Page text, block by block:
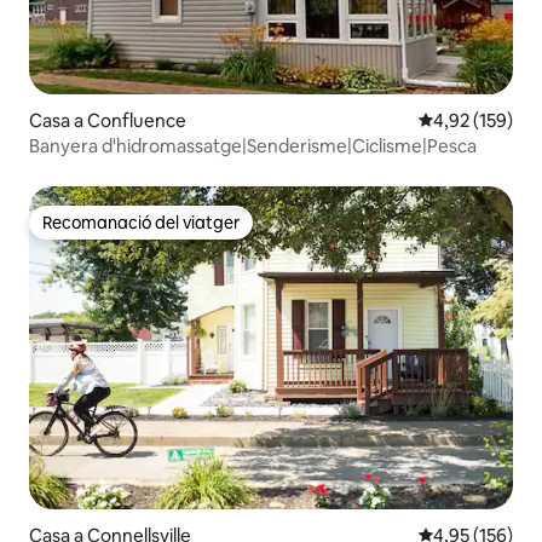
Casa a Confluence 4,92 de
4,92 (159)
Banyera d'hidromassatge|Senderisme|Ciclisme|Pesca
Recomanació del viatger
Recomanació del viatger
Casa a Connellsville 4,95 de
4,95 (156)